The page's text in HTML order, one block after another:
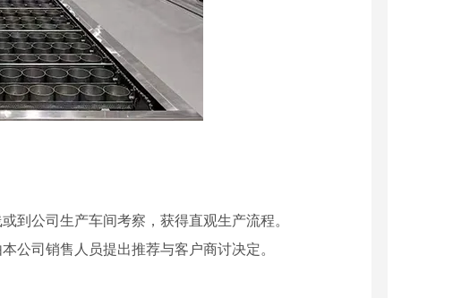
到公司生产车间考察，获得直观生产流程。
公司销售人员提出推荐与客户商讨决定。